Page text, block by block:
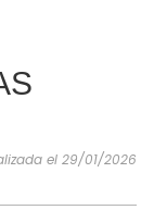
el 29/01/2026